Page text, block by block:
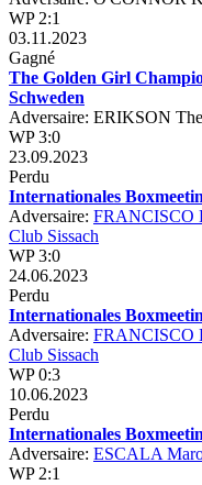
WP 2:1
03.11.2023
Gagné
The Golden Girl
Schweden
Adversaire: ERIKSON
WP 3:0
23.09.2023
Perdu
Internationales
Adversaire: FRANCISCO
Club Sissach
WP 3:0
24.06.2023
Perdu
Internationales
Adversaire: FRANCISCO
Club Sissach
WP 0:3
10.06.2023
Perdu
Internationales
Adversaire: ESCALA
WP 2:1